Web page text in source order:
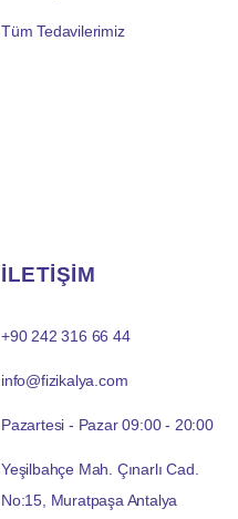
Tüm Tedavilerimiz
İLETİŞİM
+90 242 316 66 44
info@fizikalya.com
Pazartesi - Pazar 09:00 - 20:00
Yeşilbahçe Mah. Çınarlı Cad.
No:15, Muratpaşa Antalya